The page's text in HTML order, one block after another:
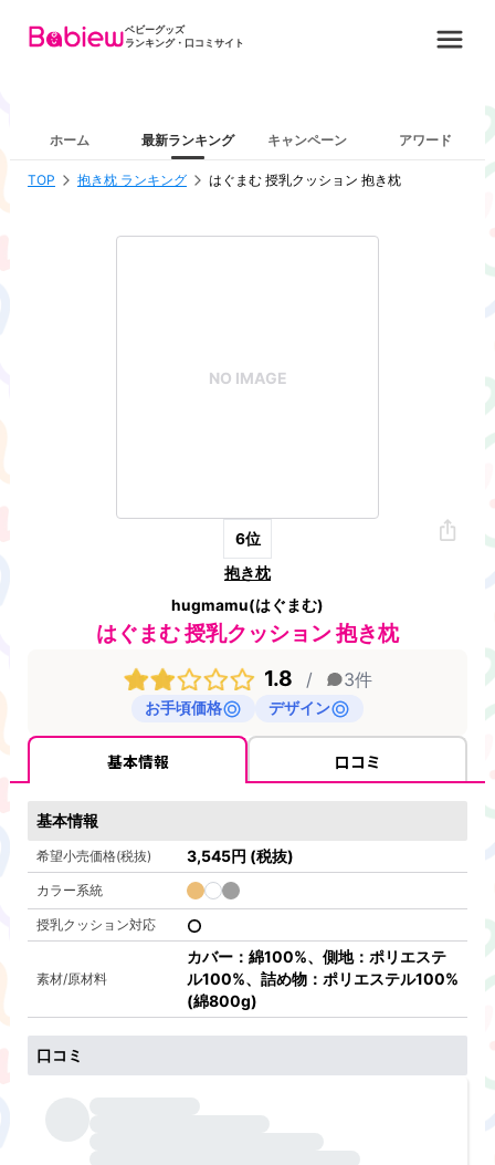
ベビーグッズ
ランキング・口コミサイト
ホーム 最新ランキング キャンペーン アワード
TOP 抱き枕 ランキング はぐまむ 授乳クッション 抱き枕
NO IMAGE
6位
抱き枕
hugmamu(はぐまむ)
はぐまむ 授乳クッション 抱き枕
1.8
/ 3件
お手頃価格 デザイン
基本情報 口コミ
基本情報
希望小売価格(税抜) 3,545円 (税抜)
カラー系統
授乳クッション対応
素材/原材料
カバー：綿100%、側地：ポリエステ
ル100%、詰め物：ポリエステル100%
(綿800g)
口コミ